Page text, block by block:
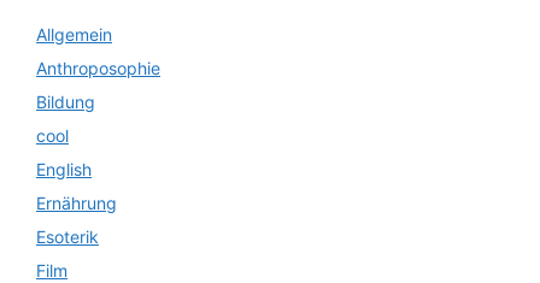
Allgemein
Anthroposophie
Bildung
cool
English
Ernährung
Esoterik
Film